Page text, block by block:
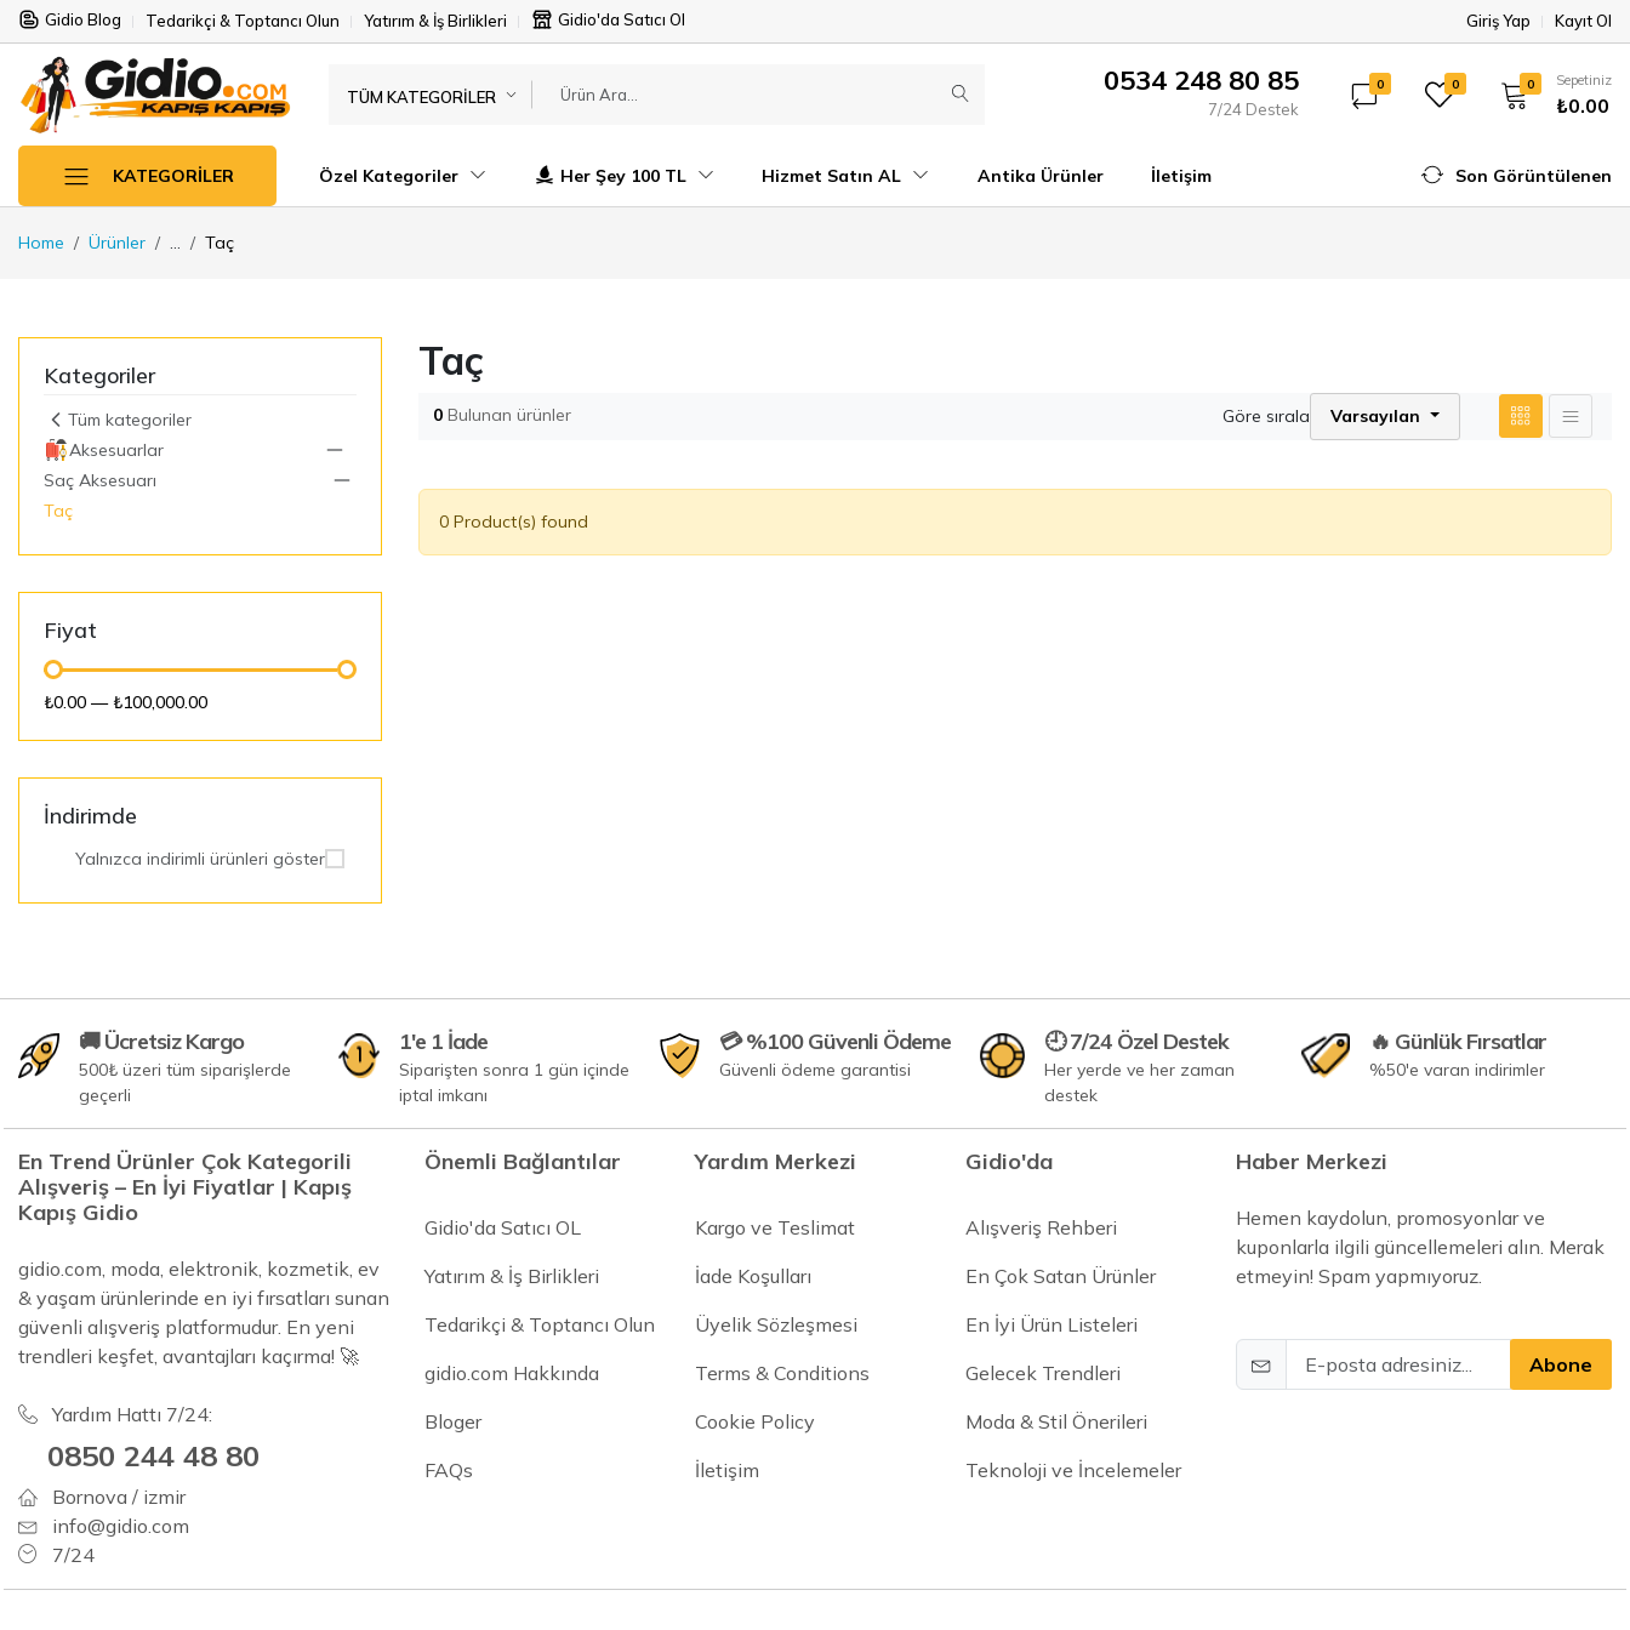
Gidio Blog Tedarikçi & Toptancı Olun Yatırım & İş Birlikleri Gidio'da Satıcı Ol Giriş Yap Kayıt Ol
TÜM KATEGORILER 0534 248 80 85
7/24 Destek
0 0 0 Sepetiniz
₺0.00
KATEGORILER Özel Kategoriler Her Şey 100 TL Hizmet Satın AL Antika Ürünler İletişim Son Görüntülenen
Home Ürünler Taç
Kategoriler
Tüm kategoriler
Aksesuarlar
Saç Aksesuarı
Taç
Fiyat
₺0.00 —₺100,000.00
İndirimde
Yalnızca indirimli ürünleri göster
Taç
0 Bulunan ürünler Göre sırala Varsayılan
0 Product(s) found
🚚 Ücretsiz Kargo
500₺ üzeri tüm siparişlerde
geçerli
1'e 1 İade
Siparişten sonra 1 gün içinde
iptal imkanı
💳 %100 Güvenli Ödeme
Güvenli ödeme garantisi
🕘 7/24 Özel Destek
Her yerde ve her zaman
destek
🔥 Günlük Fırsatlar
%50'e varan indirimler
En Trend Ürünler Çok Kategorili
Alışveriş – En İyi Fiyatlar | Kapış
Kapış Gidio
gidio.com, moda, elektronik, kozmetik, ev
& yaşam ürünlerinde en iyi fırsatları sunan
güvenli alışveriş platformudur. En yeni
trendleri keşfet, avantajları kaçırma! 🚀
Yardım Hattı 7/24:
0850 244 48 80
Bornova / izmir
info@gidio.com
7/24
Önemli Bağlantılar
Gidio'da Satıcı OL
Yatırım & İş Birlikleri
Tedarikçi & Toptancı Olun
gidio.com Hakkında
Bloger
FAQs
Yardım Merkezi
Kargo ve Teslimat
İade Koşulları
Üyelik Sözleşmesi
Terms & Conditions
Cookie Policy
İletişim
Gidio'da
Alışveriş Rehberi
En Çok Satan Ürünler
En İyi Ürün Listeleri
Gelecek Trendleri
Moda & Stil Önerileri
Teknoloji ve İncelemeler
Haber Merkezi
Hemen kaydolun, promosyonlar ve
kuponlarla ilgili güncellemeleri alın. Merak
etmeyin! Spam yapmıyoruz.
Abone